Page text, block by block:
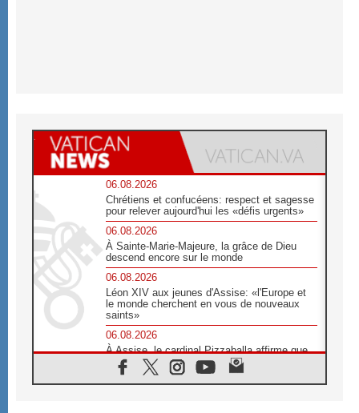
06.08.2026
Chrétiens et confucéens: respect et sagesse
pour relever aujourd'hui les «défis urgents»
06.08.2026
À Sainte-Marie-Majeure, la grâce de Dieu
descend encore sur le monde
06.08.2026
Léon XIV aux jeunes d'Assise: «l'Europe et
le monde cherchent en vous de nouveaux
saints»
06.08.2026
À Assise, le cardinal Pizzaballa affirme que
«les chrétiens veulent la paix»
06.08.2026